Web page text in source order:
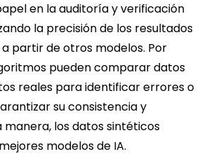
en la auditoría y verificación
la precisión de los resultados
partir de otros modelos. Por
pueden comparar datos
reales para identificar errores o
su consistencia y
manera, los datos sintéticos
modelos de IA.